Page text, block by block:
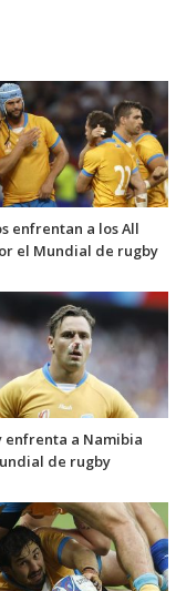
enfrentan a los All
el Mundial de rugby
enfrenta a Namibia
de rugby